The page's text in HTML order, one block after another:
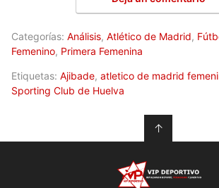
Categorías: Análisis, Atlético de Madrid,
Femenino, Primera Femenina
Etiquetas: Ajibade, atletico de madrid
Sporting Club de Huelva
↑